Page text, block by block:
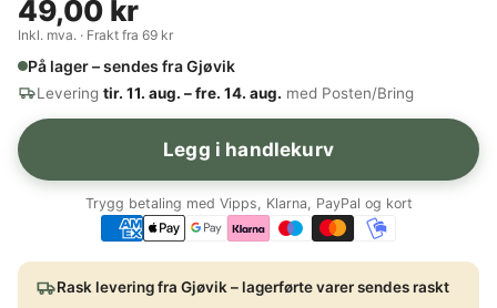
49,00 kr
Inkl. mva. · Frakt fra 69 kr
På lager – sendes fra Gjøvik
Levering tir. 11. aug. – fre. 14. aug. med Posten/Bring
Legg i handlekurv
Trygg betaling med Vipps, Klarna, PayPal og kort
Rask levering fra Gjøvik – lagerførte varer sendes raskt